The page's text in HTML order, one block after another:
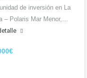
de inversión en La
– Polaris Mar Menor,…